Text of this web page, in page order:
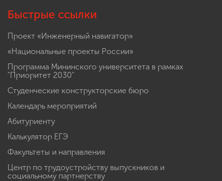
Быстрые ссылки
Проект «Инженерный навигатор»
«Национальные проекты России»
Программа Мининского университета в рамках
"Приоритет 2030"
Студенческие конструкторские бюро
Календарь мероприятий
Абитуриенту
Калькулятор ЕГЭ
Факультеты и направления
Центр по трудоустройству выпускников и
социальному партнерству